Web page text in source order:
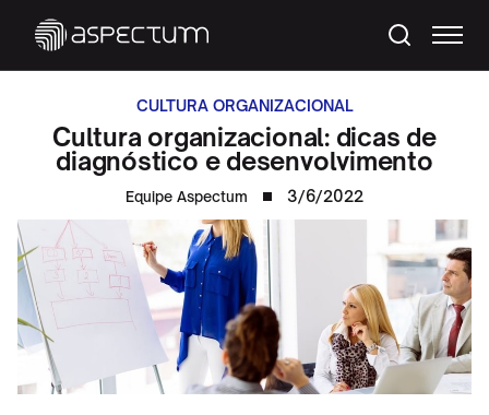
CULTURA ORGANIZACIONAL
Cultura organizacional: dicas de
diagnóstico e desenvolvimento
Equipe Aspectum 3/6/2022